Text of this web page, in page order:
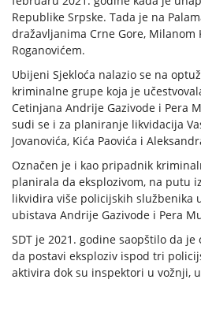
Republike Srpske. Tada je na
dražavljanima Crne Gore, Milanom
Roganovićem.
Ubijeni Sjekloća nalazio se na
kriminalne grupe koja je
Cetinjana Andrije Gazivode i Pera
sudi se i za planiranje likvidacija
Jovanovića, Kića Paovića i
Označen je i kao pripadnik
planirala da eksplozivom, na putu
likvidira više policijskih službenika
ubistava Andrije Gazivode i Pera
SDT je 2021. godine saopštilo da
da postavi eksploziv ispod tri
aktivira dok su inspektori u vožnji,